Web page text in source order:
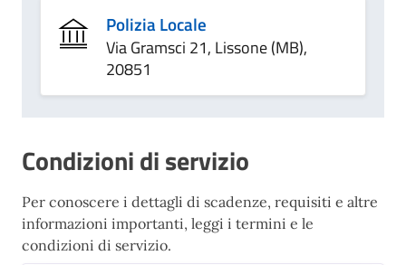
Polizia Locale
Via Gramsci 21, Lissone (MB),
20851
Condizioni di servizio
Per conoscere i dettagli di scadenze, requisiti e altre
informazioni importanti, leggi i termini e le
condizioni di servizio.